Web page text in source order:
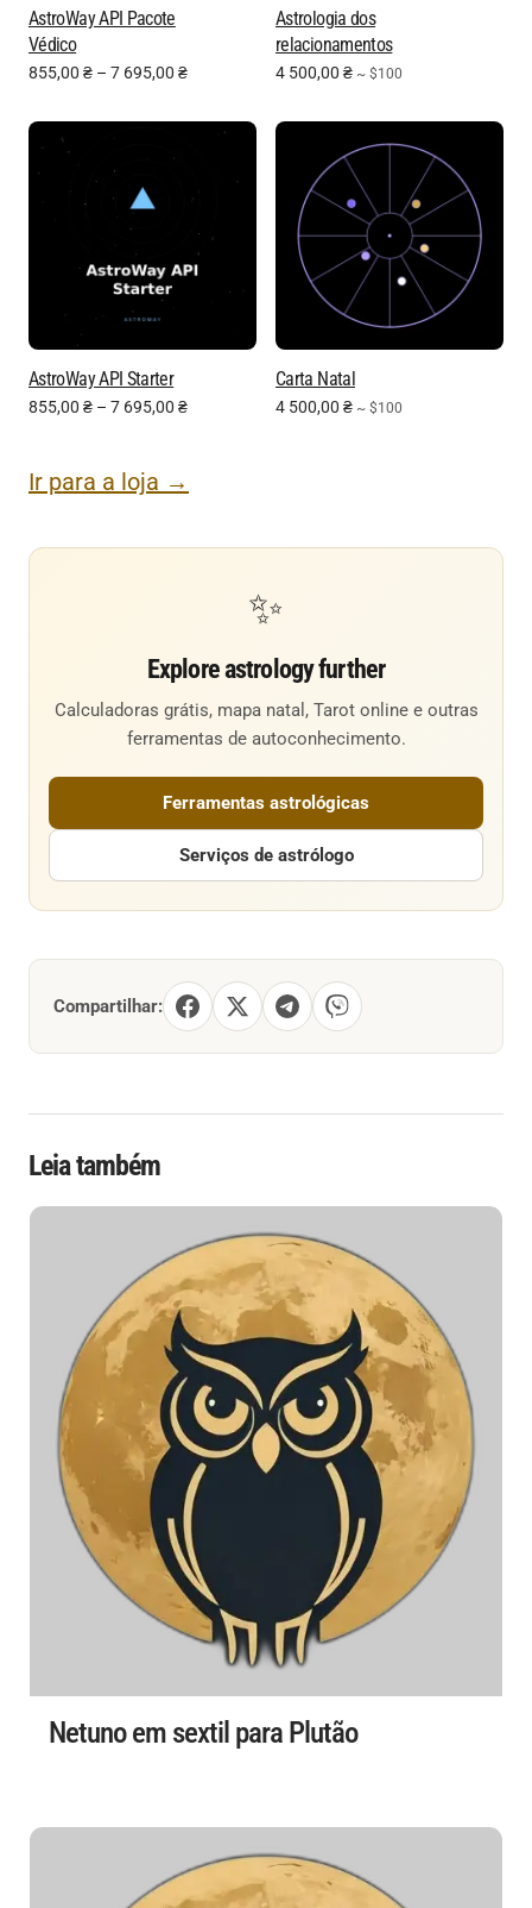
AstroWay API Pacote
Védico
855,00 ₴ – 7 695,00 ₴
Astrologia dos
relacionamentos
4 500,00 ₴ ~ $100
AstroWay API Starter
855,00 ₴ – 7 695,00 ₴
Carta Natal
4 500,00 ₴ ~ $100
Ir para a loja →
✨
Explore astrology further
Calculadoras grátis, mapa natal, Tarot online e outras
ferramentas de autoconhecimento.
Ferramentas astrológicas
Serviços de astrólogo
Compartilhar:
Leia também
Netuno em sextil para Plutão